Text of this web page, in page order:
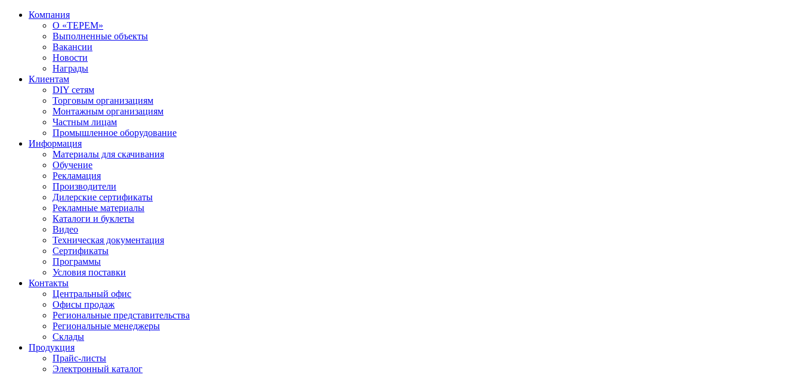
Компания
О «ТЕРЕМ»
Выполненные объекты
Вакансии
Новости
Награды
Клиентам
DIY сетям
Торговым организациям
Монтажным организациям
Частным лицам
Промышленное оборудование
Информация
Материалы для скачивания
Обучение
Рекламация
Производители
Дилерские сертификаты
Рекламные материалы
Каталоги и буклеты
Видео
Техническая документация
Сертификаты
Программы
Условия поставки
Контакты
Центральный офис
Офисы продаж
Региональные представительства
Региональные менеджеры
Склады
Продукция
Прайс-листы
Электронный каталог